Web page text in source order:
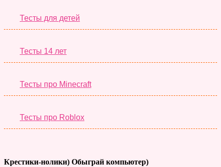
Тесты для детей
Тесты 14 лет
Тесты про Minecraft
Тесты про Roblox
Крестики-нолики) Обыграй компьютер)